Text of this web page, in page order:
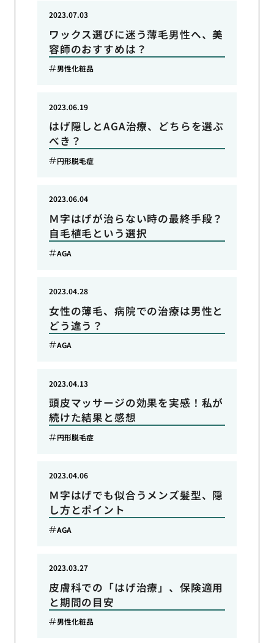
ワックス選びに迷う薄毛男性へ、美
容師のおすすめは？
2023.07.03
男性化粧品
はげ隠しとAGA治療、どちらを選ぶ
べき？
2023.06.19
円形脱毛症
Ｍ字はげが治らない時の最終手段？
自毛植毛という選択
2023.06.04
AGA
女性の薄毛、病院での治療は男性と
どう違う？
2023.04.28
AGA
頭皮マッサージの効果を実感！私が
続けた結果と感想
2023.04.13
円形脱毛症
Ｍ字はげでも似合うメンズ髪型、隠
し方とポイント
2023.04.06
AGA
皮膚科での「はげ治療」、保険適用
と期間の目安
2023.03.27
男性化粧品